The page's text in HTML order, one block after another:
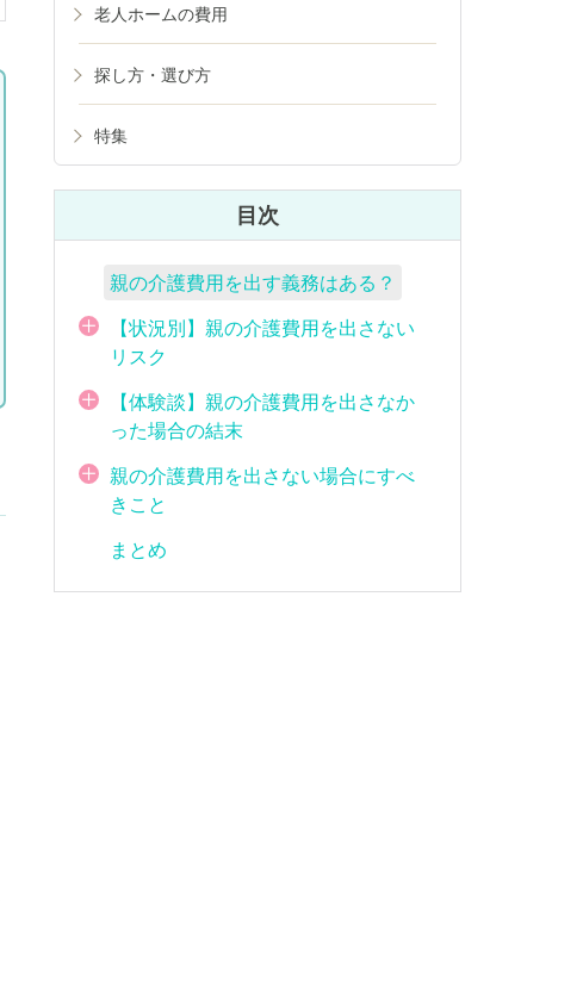
老人ホームの費用
探し方・選び方
特集
目次
親の介護費用を出す義務はある？
【状況別】親の介護費用を出さない
リスク
【体験談】親の介護費用を出さなか
った場合の結末
親の介護費用を出さない場合にすべ
きこと
まとめ